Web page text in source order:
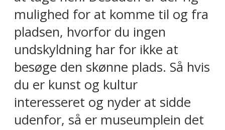
mulighed for at komme til og fra
pladsen, hvorfor du ingen
undskyldning har for ikke at
besøge den skønne plads. Så hvis
du er kunst og kultur
interesseret og nyder at sidde
udenfor, så er museumplein det